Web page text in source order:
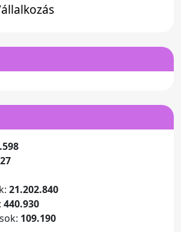
21.202.840
440.930
109.190